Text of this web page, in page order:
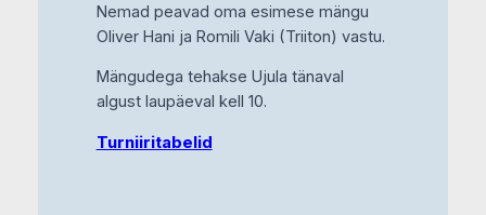
Nemad peavad oma esimese mängu
Oliver Hani ja Romili Vaki (Triiton) vastu.
Mängudega tehakse Ujula tänaval
algust laupäeval kell 10.
Turniiritabelid